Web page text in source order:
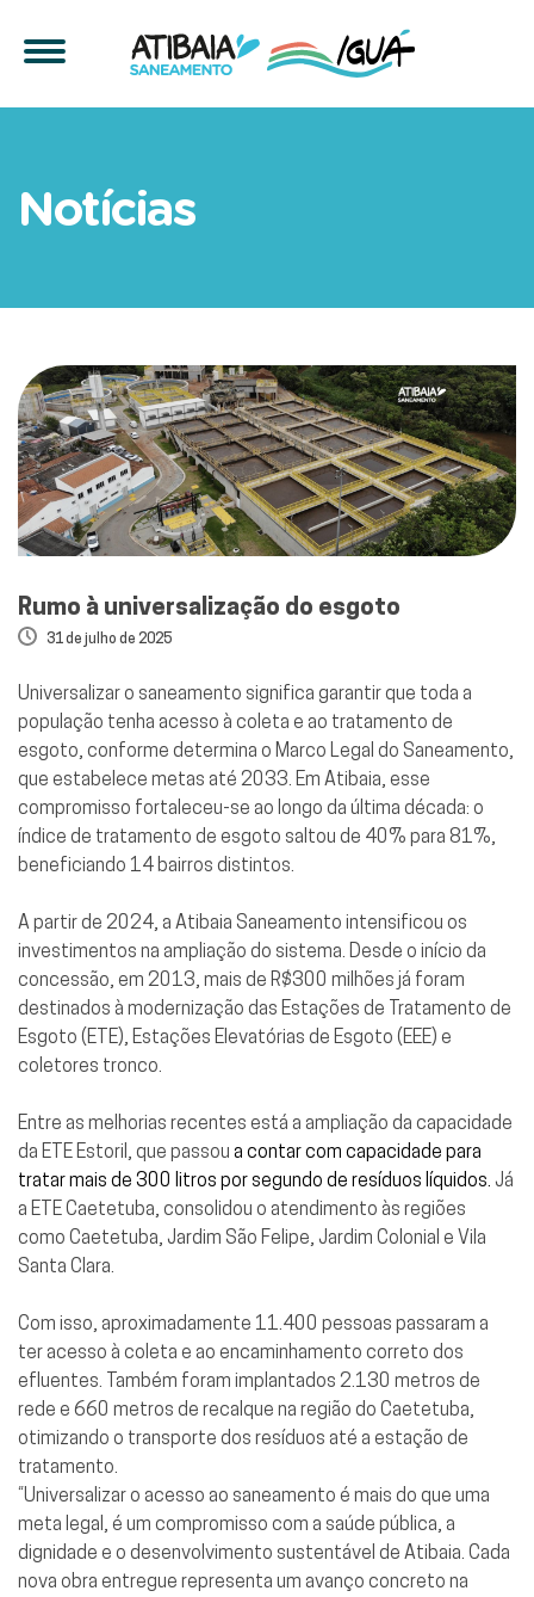
Notícias
Rumo à universalização do esgoto
31 de julho de 2025
Universalizar o saneamento significa garantir que toda a
população tenha acesso à coleta e ao tratamento de
esgoto, conforme determina o Marco Legal do Saneamento,
que estabelece metas até 2033. Em Atibaia, esse
compromisso fortaleceu-se ao longo da última década: o
índice de tratamento de esgoto saltou de 40% para 81%,
beneficiando 14 bairros distintos.
A partir de 2024, a Atibaia Saneamento intensificou os
investimentos na ampliação do sistema. Desde o início da
concessão, em 2013, mais de R$300 milhões já foram
destinados à modernização das Estações de Tratamento de
Esgoto (ETE), Estações Elevatórias de Esgoto (EEE) e
coletores tronco.
Entre as melhorias recentes está a ampliação da capacidade
da ETE Estoril, que passou a contar com capacidade para
tratar mais de 300 litros por segundo de resíduos líquidos. Já
a ETE Caetetuba, consolidou o atendimento às regiões
como Caetetuba, Jardim São Felipe, Jardim Colonial e Vila
Santa Clara.
Com isso, aproximadamente 11.400 pessoas passaram a
ter acesso à coleta e ao encaminhamento correto dos
efluentes. Também foram implantados 2.130 metros de
rede e 660 metros de recalque na região do Caetetuba,
otimizando o transporte dos resíduos até a estação de
tratamento.
“Universalizar o acesso ao saneamento é mais do que uma
meta legal, é um compromisso com a saúde pública, a
dignidade e o desenvolvimento sustentável de Atibaia. Cada
nova obra entregue representa um avanço concreto na